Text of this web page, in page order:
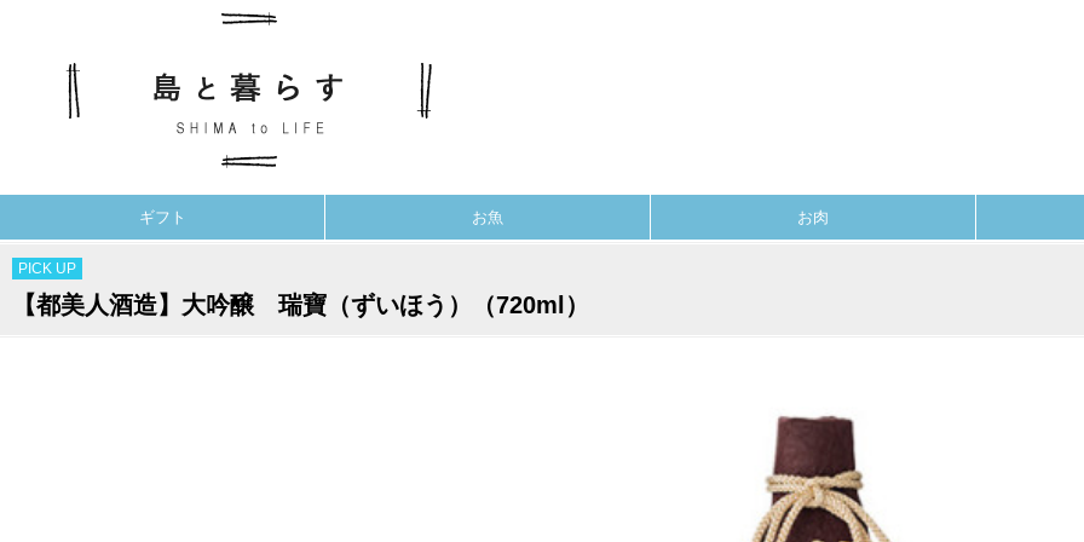
ギフト お魚 お肉
PICK UP
【都美人酒造】大吟醸 瑞寶（ずいほう）（720ml）